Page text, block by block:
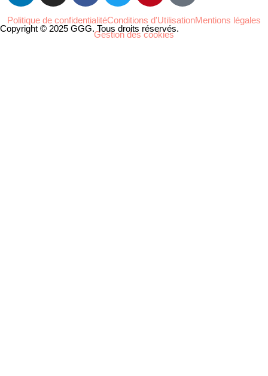
Copyright © 2025 GGG. Tous droits réservés.
Politique de confidentialitéConditions d'UtilisationMentions légales
Gestion des cookies